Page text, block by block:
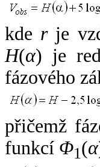
kde rje
H(α) je
fázového
přičemž
funkcí Φ1(α